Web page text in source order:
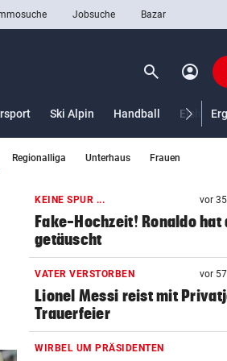
Jobsuche Bazar
search Suchen
account_circle
Ski Alpin Handball
Regionalliga Unterhaus Frauen
KEINE SPUR ... vor
Fake-Hochzeit! Ronaldo hat
getäuscht
VATER VERSTORBEN vor
Lionel Messi reist mit
Trauerfeier
WIRBEL UM PRÄSIDENTEN